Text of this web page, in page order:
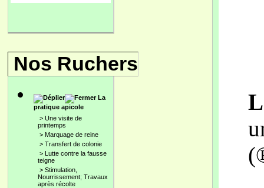
Nos Ruchers
La
pratique apicole
> Une visite de
printemps
> Marquage de reine
> Transfert de colonie
> Lutte contre la fausse
teigne
> Stimulation,
Nourrissement; Travaux
après récolte